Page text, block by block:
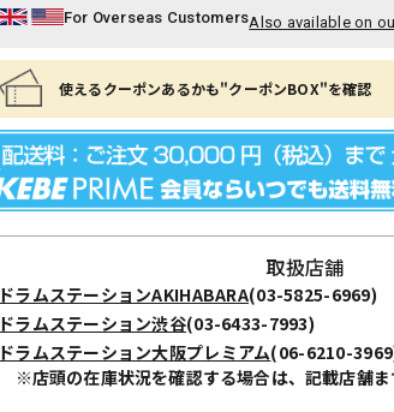
For Overseas CustomersAlso available on
使えるクーポンあるかも"クーポンBOX"を確認
取扱店舗
ドラムステーションAKIHABARA(03-5825-6969)
ドラムステーション渋谷(03-6433-7993)
ドラムステーション大阪プレミアム(06-6210-
※店頭の在庫状況を確認する場合は、記載店舗ま